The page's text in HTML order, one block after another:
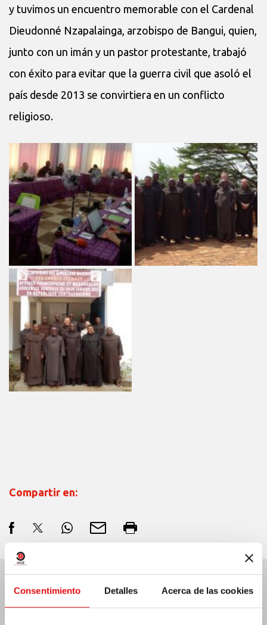
Consentimiento Detalles Acerca de las cookies
y tuvimos un encuentro memorable con el Cardenal
Dieudonné Nzapalainga, arzobispo de Bangui, quien,
junto con un imán y un pastor protestante, trabajó
con éxito para evitar que la guerra civil que asoló el
país desde 2013 se convirtiera en un conflicto
religioso.
Compartir en:
Últimas noticias: